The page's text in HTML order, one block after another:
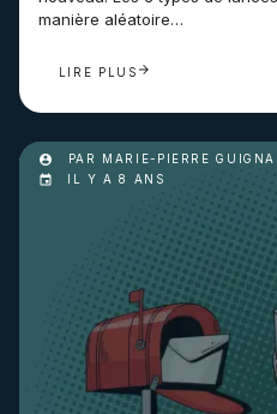
manière aléatoire…
LIRE PLUS
PAR MARIE-PIERRE
IL Y A 8 ANS